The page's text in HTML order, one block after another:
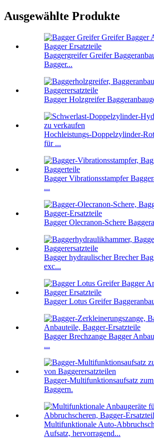
Ausgewählte Produkte
Baggergreifer Greifer
Bagger...
Bagger Holzgreifer
Hochleistungs-Doppelzylinder-
für ...
Bagger Vibrationsstampfer
...
Bagger Olecranon-Schere
Bagger hydraulischer Brecher
exc...
Bagger Lotus Greifer
Bagger Brechzange Bagger
...
Bagger-Multifunktionsaufsatz
Baggern.
Multifunktionale Auto-
Aufsatz, hervorragend...